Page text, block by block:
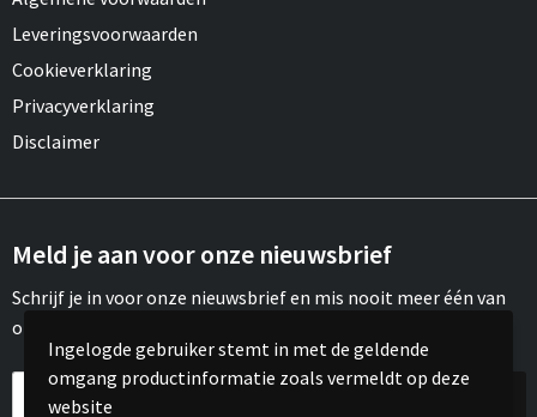
Leveringsvoorwaarden
Cookieverklaring
Privacyverklaring
Disclaimer
Meld je aan voor onze nieuwsbrief
Schrijf je in voor onze nieuwsbrief en mis nooit meer één van
onze leuke aanbiedingen of updates.
Ingelogde gebruiker stemt in met de geldende
omgang productinformatie zoals vermeldt op deze
website